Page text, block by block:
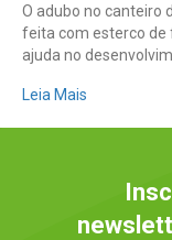
O adubo no canteiro
feita com esterco de
ajuda no
Leia Mais